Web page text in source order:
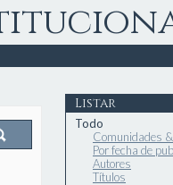
Listar
Todo
Comunidades
Por fecha de
Autores
Títulos